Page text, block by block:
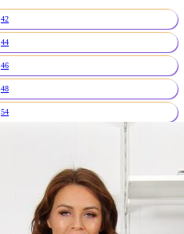
42
44
46
48
54